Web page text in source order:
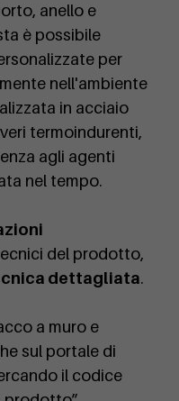
anello e
è possibile
per
nell'ambiente
in acciaio
termoindurenti,
agli agenti
nel tempo.
del prodotto,
dettagliata.
a muro e
sul portale di
il codice